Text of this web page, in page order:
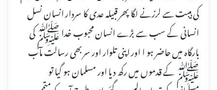
کی ہیبت سے لرزنے لگا پھر قبیلہ عدی کا سردار انسان نسل
انسانی کے سب سے بڑے انسان محبوب خدا ﷺ کی
بارگاہ میں حاضر ہو ا اور اپنی تلوار اور سر بھی رسالت مآب
ﷺ کے قدموں میں رکھ دیا اور مسلمان ہو گیا تو